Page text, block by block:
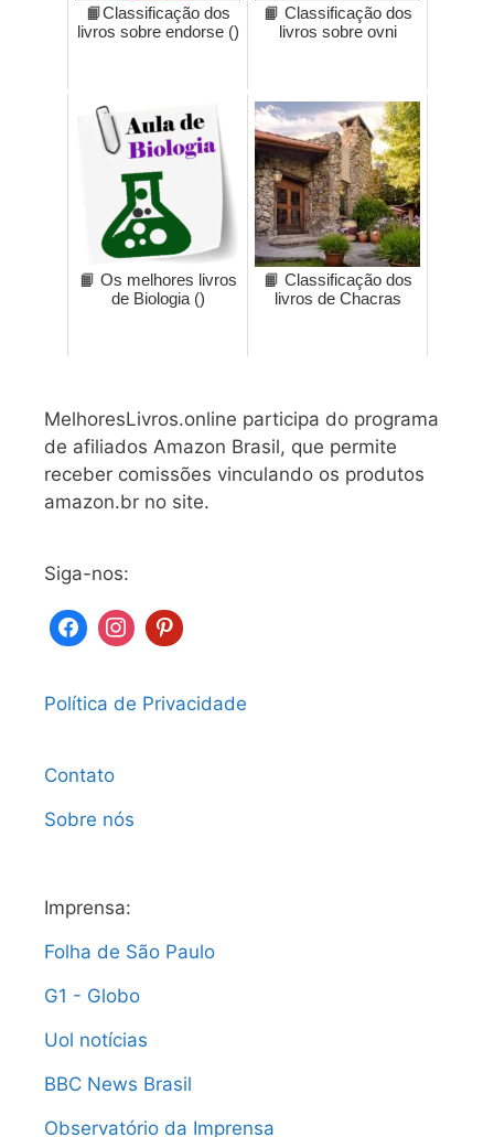
📙Classificação dos
livros sobre endorse ()
📙 Classificação dos
livros sobre ovni
📙 Os melhores livros
de Biologia ()
📙 Classificação dos
livros de Chacras
MelhoresLivros.online participa do programa
de afiliados Amazon Brasil, que permite
receber comissões vinculando os produtos
amazon.br no site.
Siga-nos:
Política de Privacidade
Contato
Sobre nós
Imprensa:
Folha de São Paulo
G1 - Globo
Uol notícias
BBC News Brasil
Observatório da Imprensa